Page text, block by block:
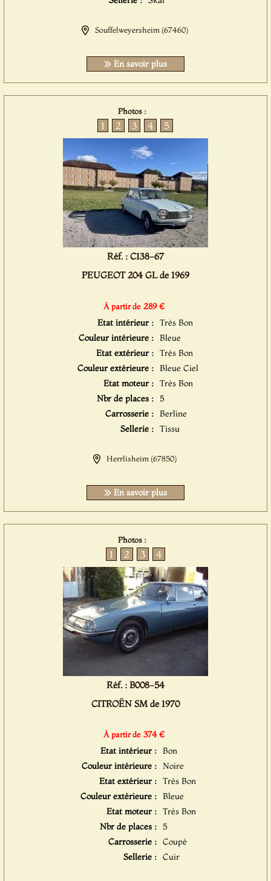
Souffelweyersheim (67460)
En savoir plus
Photos :
1 2 3 4 5
Réf. : C138-67
PEUGEOT 204 GL de 1969
À partir de 289 €
Etat intérieur : Très Bon
Couleur intérieure : Bleue
Etat extérieur : Très Bon
Couleur extérieure : Bleue Ciel
Etat moteur : Très Bon
Nbr de places : 5
Carrosserie : Berline
Sellerie : Tissu
Herrlisheim (67850)
En savoir plus
Photos :
1 2 3 4
Réf. : B008-54
CITROËN SM de 1970
À partir de 374 €
Etat intérieur : Bon
Couleur intérieure : Noire
Etat extérieur : Très Bon
Couleur extérieure : Bleue
Etat moteur : Très Bon
Nbr de places : 5
Carrosserie : Coupé
Sellerie : Cuir